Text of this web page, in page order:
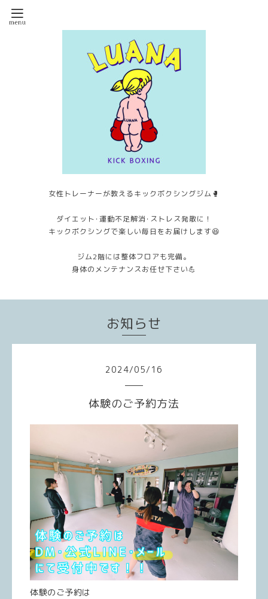
女性トレーナーが教えるキックボクシングジム🥊
ダイエット･運動不足解消･ストレス発散に！
キックボクシングで楽しい毎日をお届けします😆
ジム2階には整体フロアも完備。
身体のメンテナンスお任せ下さい💪
お知らせ
2024/05/ 16
体験のご予約方法
体験のご予約は